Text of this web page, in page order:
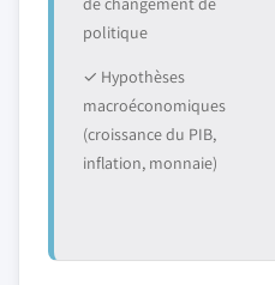
politique
✓ Hypothèses
macroéconomiques
(croissance du PIB,
inflation, monnaie)